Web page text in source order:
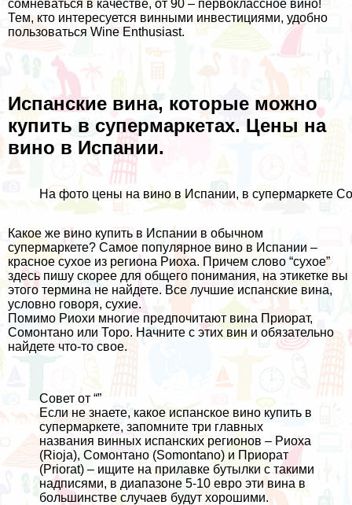
сомневаться в качестве, от 90 – первоклассное вино!
Тем, кто интересуется винными инвестициями, удобно
пользоваться Wine Enthusiast.
Испанские вина, которые можно
купить в супермаркетах. Цены на
вино в Испании.
На фото цены на вино в Испании, в супермаркете
Какое же вино купить в Испании в обычном
супермаркете? Самое популярное вино в Испании –
красное сухое из региона Риоха. Причем слово “сухое”
здесь пишу скорее для общего понимания, на этикетке вы
этого термина не найдете. Все лучшие испанские вина,
условно говоря, сухие.
Помимо Риохи многие предпочитают вина Приорат,
Сомонтано или Торо. Начните с этих вин и обязательно
найдете что-то свое.
Совет от “”
Если не знаете, какое испанское вино купить в
супермаркете, запомните три главных
названия винных испанских регионов – Риоха
(Rioja), Сомонтано (Somontano) и Приорат
(Priorat) – ищите на прилавке бутылки с такими
надписями, в диапазоне 5-10 евро эти вина в
большинстве случаев будут хорошими.